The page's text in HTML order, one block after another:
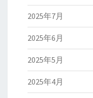
2025年7月
2025年6月
2025年5月
2025年4月